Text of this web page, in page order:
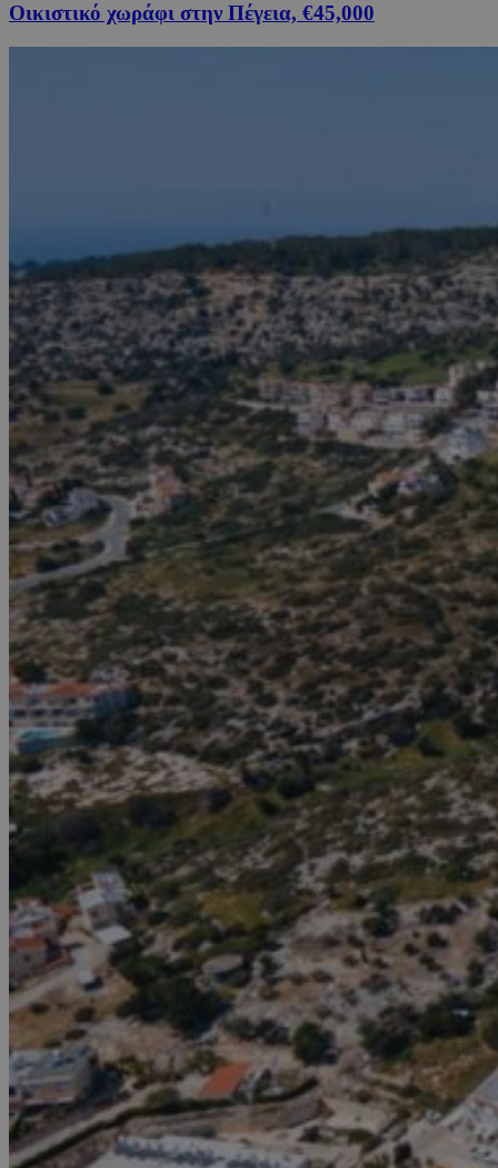
Οικιστικό χωράφι στην Πέγεια, €45,000